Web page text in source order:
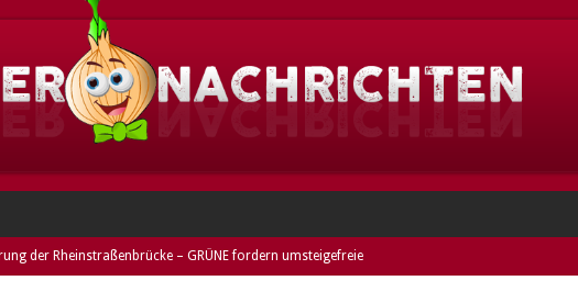
der Rheinstraßenbrücke – GRÜNE fordern umsteigefreie